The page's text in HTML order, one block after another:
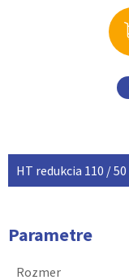
HT redukcia 110 / 50
Parametre
Rozmer